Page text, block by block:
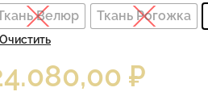
Велюр Ткань Рогожка
Очистить
₽